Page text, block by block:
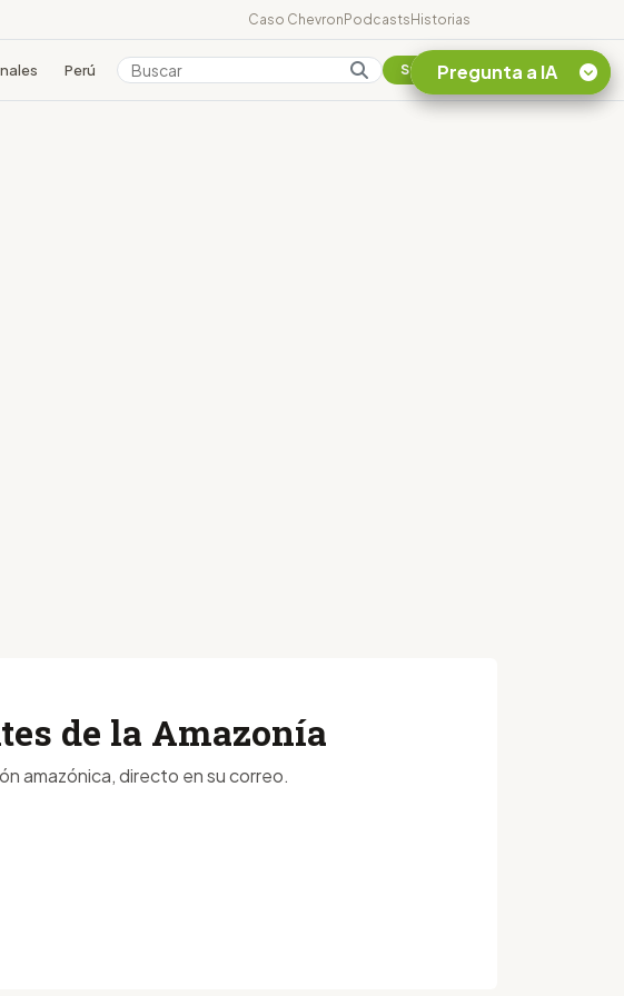
Caso ChevronPodcastsHistorias
Perú Colombia SuscribirsePregunta a IA
de la Amazonía
amazónica, directo en su correo.